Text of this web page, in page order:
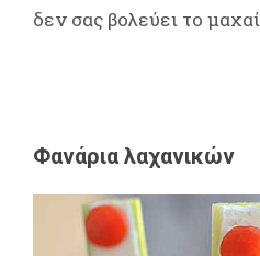
δεν σας βολεύει το
Φανάρια λαχανικών